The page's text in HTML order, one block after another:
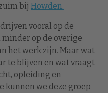
bij Howden.
vooral op de
op de overige
het werk zijn. Maar wat
te blijven en wat vraagt
opleiding en
kunnen we deze groep